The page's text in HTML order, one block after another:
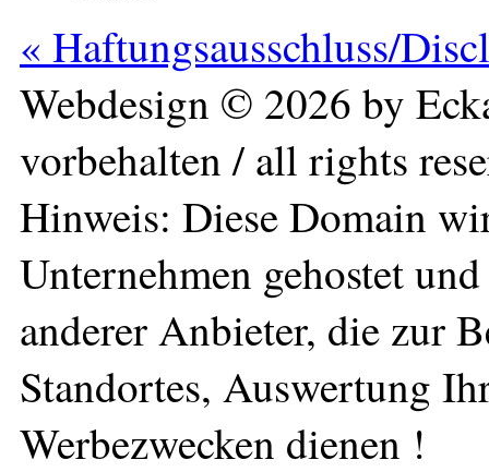
« Haftungsausschluss/
Webdesign © 2026 by
vorbehalten / all rights
Hinweis: Diese Domain
Unternehmen gehostet
anderer Anbieter, die zur
Standortes, Auswertung
Werbezwecken dienen !